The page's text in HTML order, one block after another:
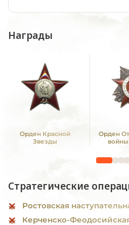
Награды
Орден Красной
Звезды
Орден
Стратегические
Ростовская
Керченско-